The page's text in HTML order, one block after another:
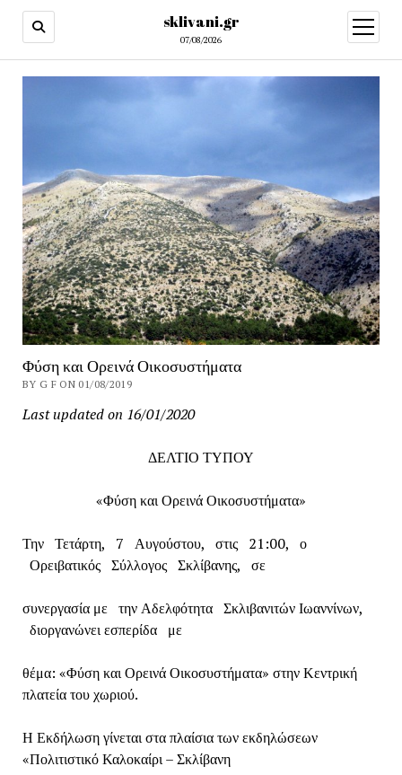
sklivani.gr
07/08/2026
open
menu
Φύση και Ορεινά Οικοσυστήματα
BY G F ON 01/08/2019
Last updated on 16/01/2020
ΔΕΛΤΙΟ ΤΥΠΟΥ
«Φύση και Ορεινά Οικοσυστήματα»
Την Τετάρτη, 7 Αυγούστου, στις 21:00, ο
Ορειβατικός Σύλλογος Σκλίβανης, σε
συνεργασία με την Αδελφότητα Σκλιβανιτών Ιωαννίνων,
διοργανώνει εσπερίδα με
θέμα: «Φύση και Ορεινά Οικοσυστήματα» στην Κεντρική
πλατεία του χωριού.
Η Εκδήλωση γίνεται στα πλαίσια των εκδηλώσεων
«Πολιτιστικό Καλοκαίρι – Σκλίβανη